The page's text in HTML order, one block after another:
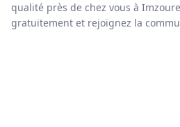
qualité près de chez vous à
gratuitement et rejoignez la